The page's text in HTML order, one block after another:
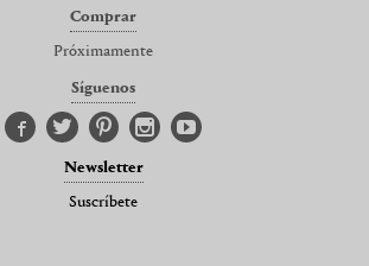
Comprar
Próximamente
Síguenos
Newsletter
Suscríbete